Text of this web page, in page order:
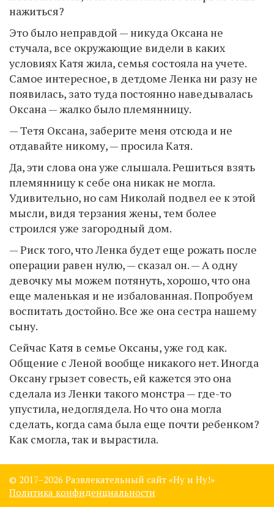
нажиться?
Это было неправдой — никуда Оксана не
стучала, все окружающие видели в каких
условиях Катя жила, семья состояла на учете.
Самое интересное, в детдоме Ленка ни разу не
появилась, зато туда постоянно наведывалась
Оксана — жалко было племянницу.
— Тетя Оксана, заберите меня отсюда и не
отдавайте никому, — просила Катя.
Да, эти слова она уже слышала. Решиться взять
племянницу к себе она никак не могла.
Удивительно, но сам Николай подвел ее к этой
мысли, видя терзания жены, тем более
строился уже загородный дом.
— Риск того, что Ленка будет еще рожать после
операции равен нулю, — сказал он. — А одну
девочку мы можем потянуть, хорошо, что она
еще маленькая и не избалованная. Попробуем
воспитать достойно. Все же она сестра нашему
сыну.
Сейчас Катя в семье Оксаны, уже год как.
Общение с Леной вообще никакого нет. Иногда
Оксану грызет совесть, ей кажется это она
сделала из Ленки такого монстра — где-то
упустила, недоглядела. Но что она могла
сделать, когда сама была еще почти ребенком?
Как смогла, так и вырастила.
© 2017–2026 Развлекательный сайт «Ну и Ну!»
Политика конфиденциальности